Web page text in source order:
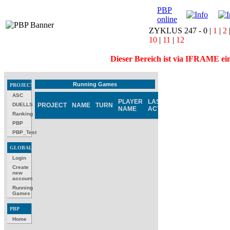
PBP
online
ZYKLUS 247 - 0 | 1 | 2
10 | 11 | 12
Dieser Bereich ist via IFRAME